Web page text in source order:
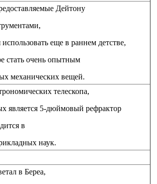
Дейтону
еще в раннем детстве,
стать очень опытным
механических вещей.
телескопа,
является 5-дюймовый рефрактор
в
наук.
в Береа,